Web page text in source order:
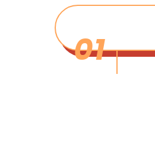
01